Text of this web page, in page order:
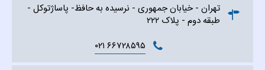
تهران - خیابان جمهوری - نرسیده به حافظ- پاساژتوکل -
طبقه دوم - پلاک ۲۲۲
۶۶۷۲۸۵۹۵ ۰۲۱